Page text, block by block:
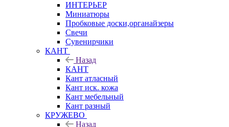
ИНТЕРЬЕР
Миниатюры
Пробковые доски,органайзеры
Свечи
Сувенирчики
КАНТ
Назад
КАНТ
Кант атласный
Кант иск. кожа
Кант мебельный
Кант разный
КРУЖЕВО
Назад